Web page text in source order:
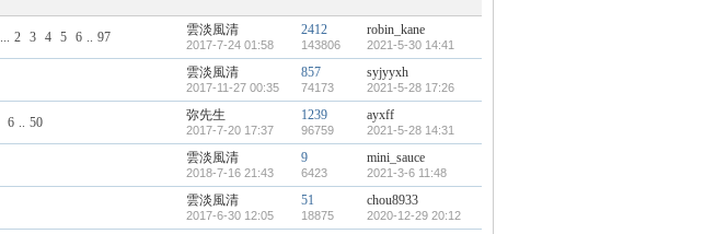
... 2 3 4 5 6 .. 97 雲淡風清
2017-7-24 01:58
2412
143806
robin_kane
2021-5-30 14:41
雲淡風清
2017-11-27 00:35
857
74173
syjyyxh
2021-5-28 17:26
6 .. 50 弥先生
2017-7-20 17:37
1239
96759
ayxff
2021-5-28 14:31
雲淡風清
2018-7-16 21:43
9
6423
mini_sauce
2021-3-6 11:48
雲淡風清
2017-6-30 12:05
51
18875
chou8933
2020-12-29 20:12